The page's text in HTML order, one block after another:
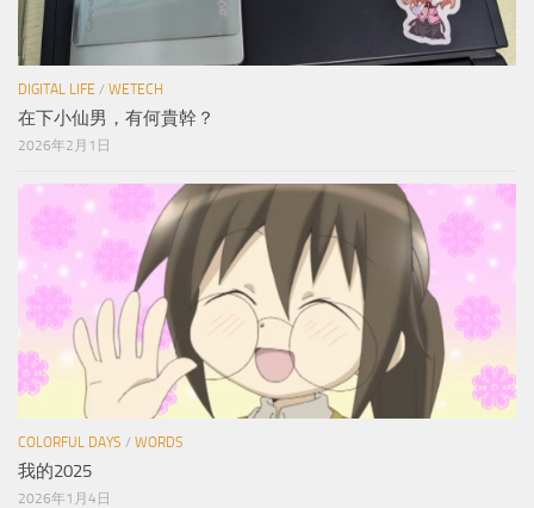
DIGITAL LIFE / WETECH
在下小仙男，有何貴幹？
2026年2月1日
COLORFUL DAYS / WORDS
我的2025
2026年1月4日